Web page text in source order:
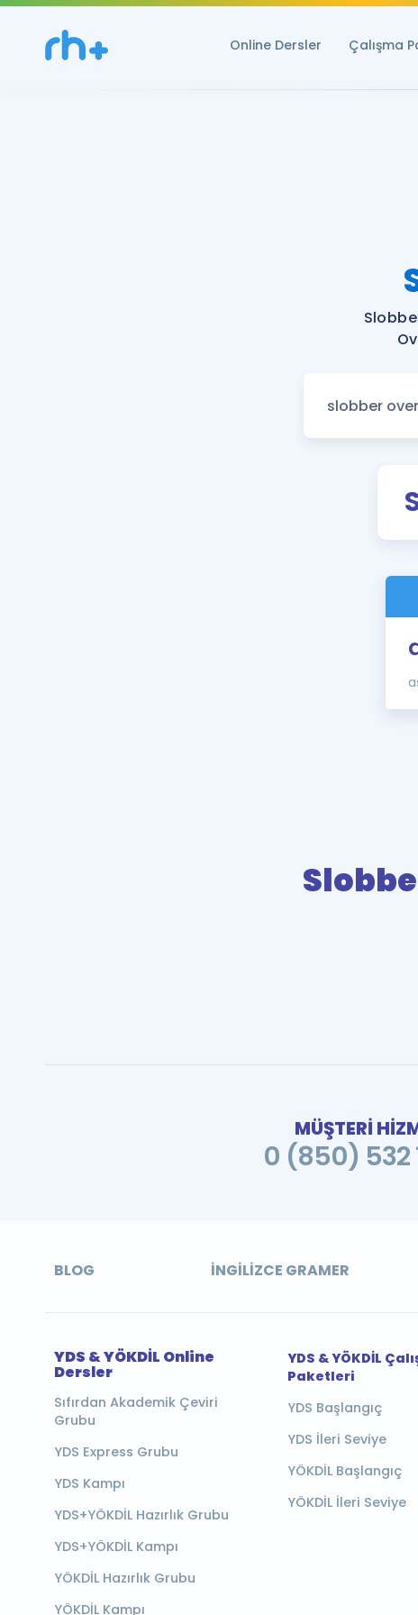
Online Dersler Çalışma
MÜŞTERİ
0 (850) 532
BLOG İNGILIZCE GRAMER
YDS & YÖKDİL Online
Dersler
Sıfırdan Akademik Çeviri
Grubu
YDS Express Grubu
YDS Kampı
YDS+YÖKDİL Hazırlık Grubu
YDS+YÖKDİL Kampı
YÖKDİL Hazırlık Grubu
YÖKDİL Kampı
YDS & YÖKDİL
Paketleri
YDS Başlangıç
YDS İleri Seviye
YÖKDİL Başlangıç
YÖKDİL İleri Seviye